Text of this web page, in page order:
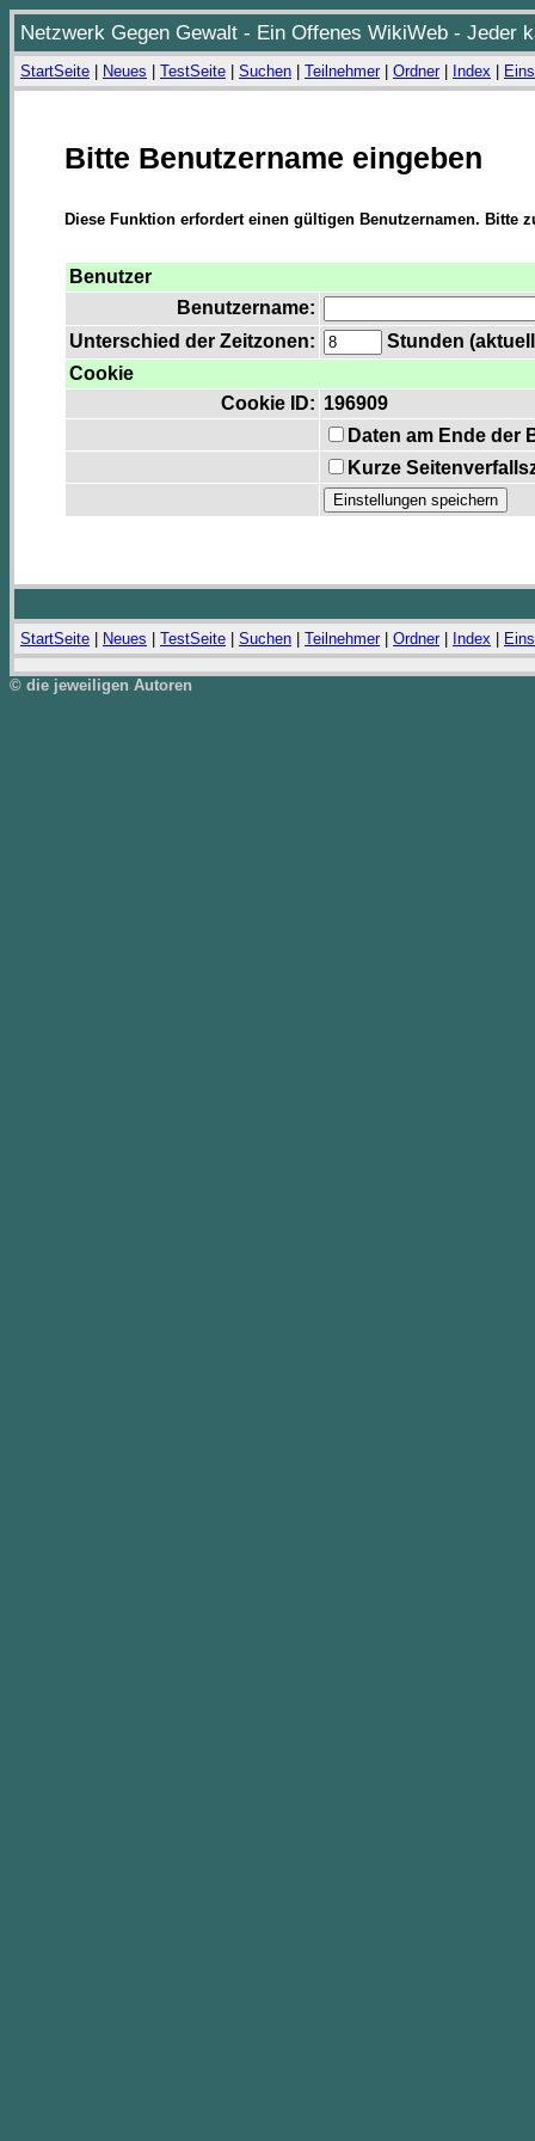
Netzwerk Gegen Gewalt - Ein Offenes WikiWeb - Jeder
StartSeite Neues TestSeite Suchen Teilnehmer| Ordner| Index
Bitte Benutzername eingeben
Diese Funktion erfordert einen gültigen Benutzernamen. Bitte
Benutzer
Benutzername:
Unterschied der Zeitzonen:
Stunden
Cookie
Cookie ID: 196909
Daten am Ende der
Kurze
StartSeite Neues TestSeite Suchen Teilnehmer| Ordner| Index
© die jeweiligen Autoren